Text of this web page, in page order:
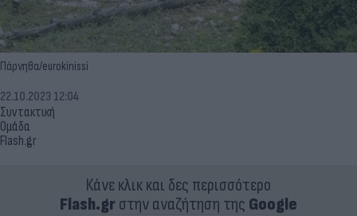
Πάρνηθα/eurokinissi
Συντακτική
Ομάδα
Flash.gr
22.10.2023 12:04
Κάνε κλικ και δες περισσότερο
Flash.grστην αναζήτηση της Google